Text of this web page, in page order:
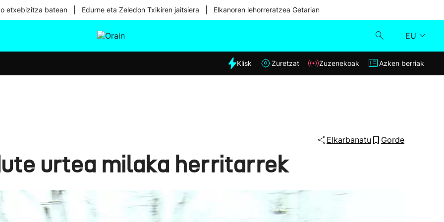
etxebizitza batean Edurne eta Zeledon Txikiren jaitsiera Elkanoren lehorreratzea Getarian
EU
Eguraldia
Klisk
Klisk Zuretzat Zuzenekoak Azken berriak
Elkarbanatu Gorde
urtea milaka herritarrek